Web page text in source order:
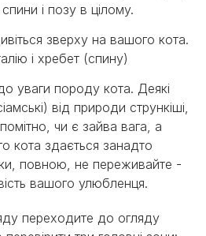
і позу в цілому.
зверху на вашого кота.
і хребет (спину)
уваги породу кота. Деякі
від природи стрункіші,
чи є зайва вага, а
кота здається занадто
повною, не переживайте -
вашого улюбленця.
переходите до огляду